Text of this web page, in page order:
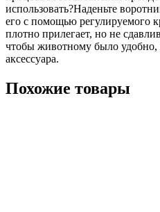
использовать?Наденьте
его с помощью регулируемого
плотно прилегает, но не
чтобы животному было удобно,
аксессуара.
Похожие товары